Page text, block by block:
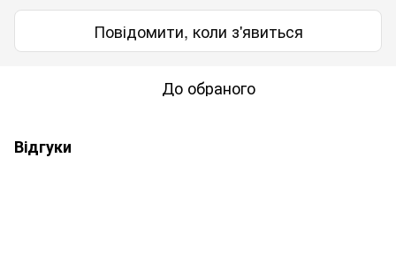
Повідомити, коли з'явиться
До обраного
Відгуки